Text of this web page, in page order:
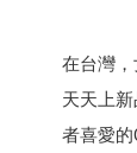
在台灣
天天上
者喜愛